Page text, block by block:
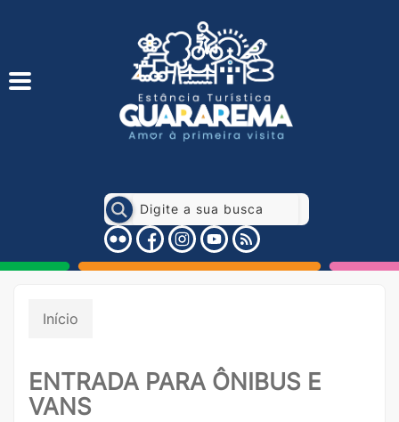
Início
ENTRADA PARA ÔNIBUS E
VANS